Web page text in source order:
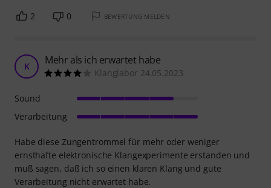
2 0 BEWERTUNG MELDEN
K Mehr als ich erwartet habe
Klanglabor 24.05.2023
Habe diese Zungentrommel für mehr oder weniger
ernsthafte elektronische Klangexperimente erstanden und
muß sagen, daß ich so einen klaren Klang und gute
Verarbeitung nicht erwartet habe.
Sound
Verarbeitung